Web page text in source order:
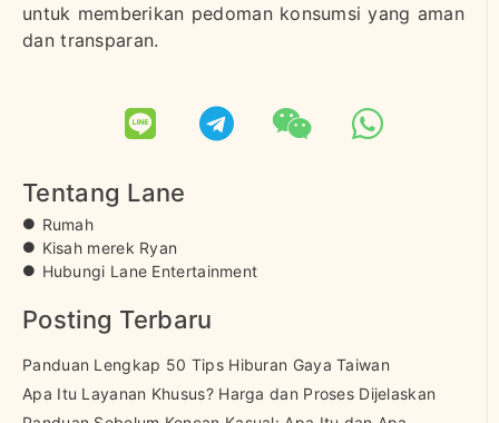
untuk memberikan pedoman konsumsi yang aman
dan transparan.
Tentang Lane
Rumah
Kisah merek Ryan
Hubungi Lane Entertainment
Posting Terbaru
Panduan Lengkap 50 Tips Hiburan Gaya Taiwan
Apa Itu Layanan Khusus? Harga dan Proses Dijelaskan